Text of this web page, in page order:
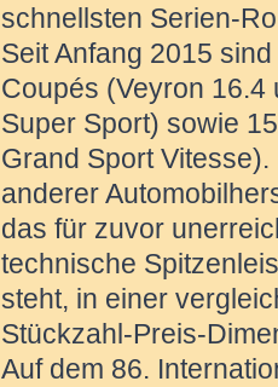
schnellsten Serien-
Seit Anfang 2015
Coupés (Veyron 16.4
Super Sport) sowie
Grand Sport Vitesse).
anderer
das für zuvor
technische
steht, in einer
Stückzahl-Preis-
Auf dem 86.